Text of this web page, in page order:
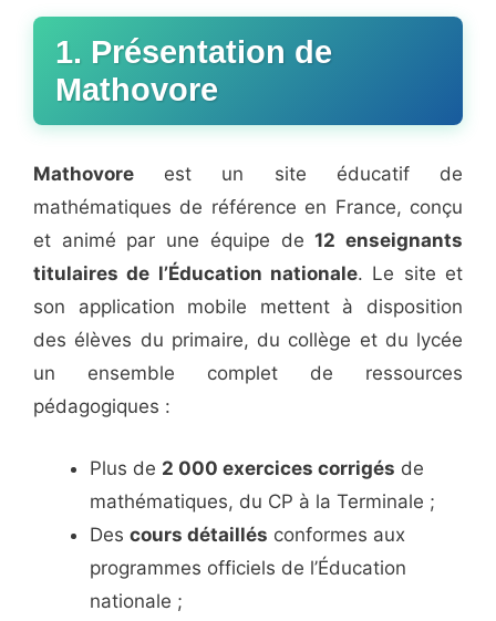
1. Présentation de
Mathovore
Mathovore est un site éducatif de
mathématiques de référence en France, conçu
et animé par une équipe de12 enseignants
titulaires de l’Éducation nationale. Le site et
son application mobile mettent à disposition
des élèves du primaire, du collège et du lycée
un ensemble complet de ressources
pédagogiques :
Plus de 2 000 exercices corrigés de
mathématiques, du CP à la Terminale ;
Des cours détaillés conformes aux
programmes officiels de l’Éducation
nationale ;